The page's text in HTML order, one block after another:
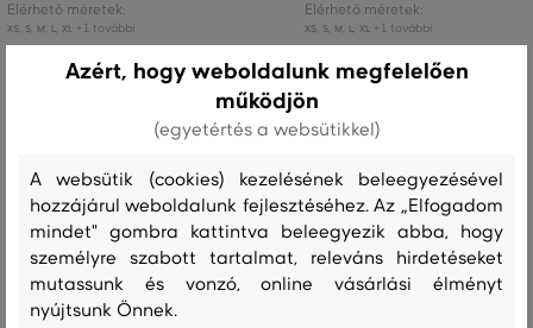
Elérhető méretek:
XS S M L XL +1 további
Elérhető méretek:
XS S M L XL +1 további
ÜGYFELEINKNEK ÁLTAL ÉRTÉKELT MÉRETEK
A méret sokkal kisebb, mint amit
viselek
0
Azért, hogy weboldalunk megfelelően
működjön
(egyetértés a websütikkel)
A websütik (cookies) kezelésének beleegyezésével
hozzájárul weboldalunk fejlesztéséhez. Az „Elfogadom
mindet" gombra kattintva beleegyezik abba, hogy
személyre szabott tartalmat, releváns hirdetéseket
mutassunk és vonzó, online vásárlási élményt
nyújtsunk Önnek.